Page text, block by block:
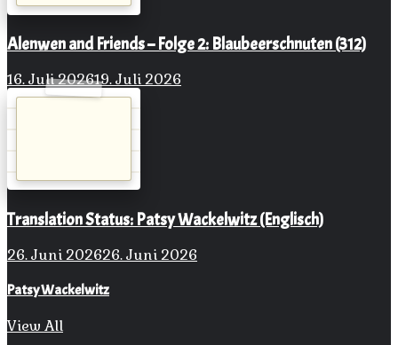
Alenwen and Friends – Folge 2: Blaubeerschnuten (312)
16. Juli 202619. Juli 2026
Translation Status: Patsy Wackelwitz (Englisch)
26. Juni 202626. Juni 2026
Patsy Wackelwitz
View All